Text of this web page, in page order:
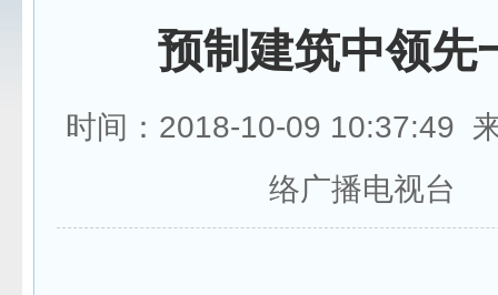
预制建筑中领先
时间：2018-10-09 10:37:49
络广播电视台